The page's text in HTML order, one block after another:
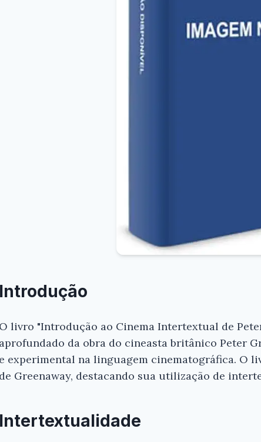
Introdução
O livro "Introdução ao Cinema Intertextual de
aprofundado da obra do cineasta britânico Peter
e experimental na linguagem cinematográfica. O
de Greenaway, destacando sua utilização de
Intertextualidade
Ei,
Gostou